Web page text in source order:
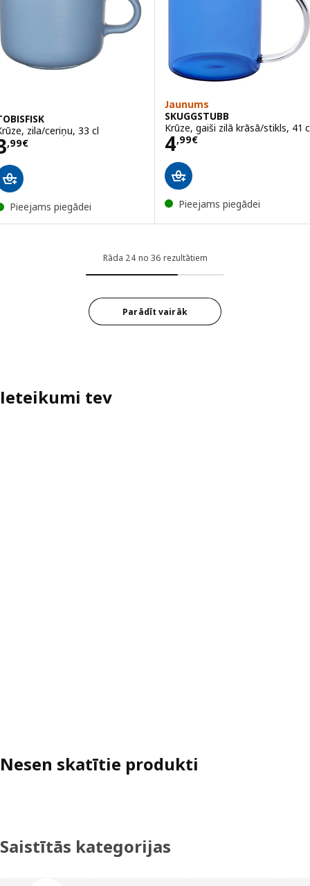
zila/ceriņu, 33 cl
,99€ 3,99€
Pieejams piegādei
Jaunums
SKUGGSTUBB
Krūze, gaiši zilā krāsā/stikls, 41
4,99€
Cena 4,99€
Pieejams piegādei
Rāda 24 no 36 rezultātiem
Parādīt vairāk
Ieteikumi tev
Nesen skatītie produkti
Saistītās kategorijas